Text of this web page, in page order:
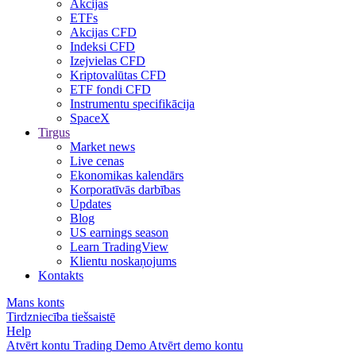
Akcijas
ETFs
Akcijas CFD
Indeksi CFD
Izejvielas CFD
Kriptovalūtas CFD
ETF fondi CFD
Instrumentu specifikācija
SpaceX
Tirgus
Market news
Live cenas
Ekonomikas kalendārs
Korporatīvās darbības
Updates
Blog
US earnings season
Learn TradingView
Klientu noskaņojums
Kontakts
Mans konts
Tirdzniecība tiešsaistē
Help
Atvērt kontu Trading Demo Atvērt demo kontu